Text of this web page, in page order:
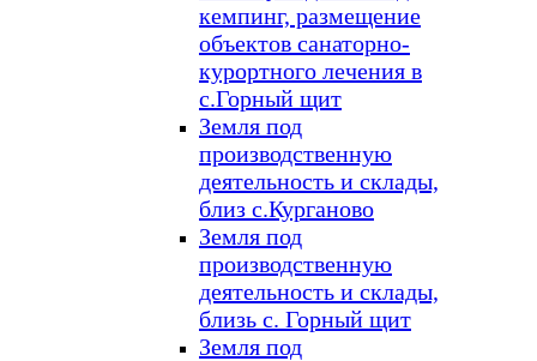
кемпинг, размещение
объектов санаторно-
курортного лечения в
с.Горный щит
Земля под
производственную
деятельность и склады,
близ с.Курганово
Земля под
производственную
деятельность и склады,
близь с. Горный щит
Земля под